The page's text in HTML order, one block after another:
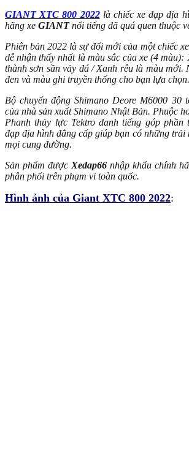
GIANT XTC 800 2022là chiếc xe đạp địa
hãng xe GIANTnổi tiếng đã quá quen thuộc
Phiên bản 2022 là sự đổi mới của một chiếc
dễ nhận thấy nhất là màu sắc của xe (4
thành sơn sần vảy đá / Xanh rêu là màu mới.
đen và màu ghi truyền thống cho bạn lựa chọn.
Bộ chuyển động Shimano Deore M6000 30
của nhà sản xuất Shimano Nhật Bản. Phuộc
Phanh thủy lực Tektro danh tiếng góp phần
đạp địa hình đẳng cấp giúp bạn có những trải
mọi cung đường.
Sản phẩm đượcXedap66 nhập khẩu chính
phân phối trên phạm vi toàn quốc.
Hình ảnh của Giant XTC 800 2022: